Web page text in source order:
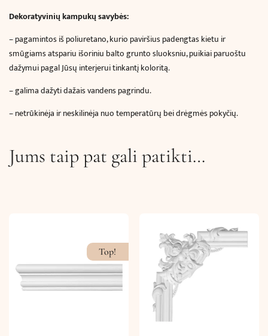
Dekoratyvinių kampukų savybės:
–pagamintos iš poliuretano, kurio paviršius padengtas kietu ir
smūgiams atspariu išoriniu balto grunto sluoksniu, puikiai paruoštu
dažymui pagal Jūsų interjerui tinkantį koloritą.
– galima dažyti dažais vandens pagrindu.
– netrūkinėja ir neskilinėja nuo temperatūrų bei drėgmės pokyčių.
Jums taip pat gali patikti…
Top!